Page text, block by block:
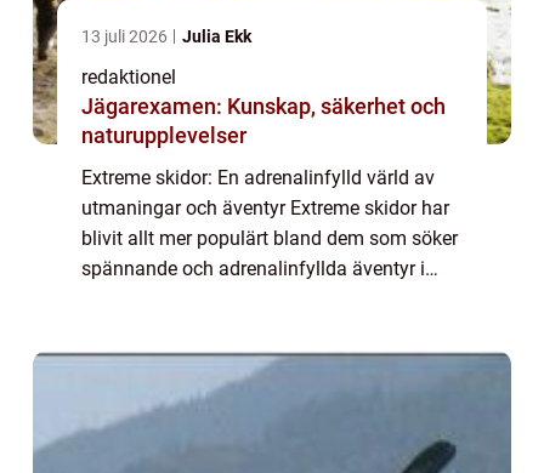
13 juli 2026 Julia Ekk
redaktionel
Jägarexamen: Kunskap, säkerhet och
naturupplevelser
Extreme skidor: En adrenalinfylld värld av
utmaningar och äventyr Extreme skidor har
blivit allt mer populärt bland dem som söker
spännande och adrenalinfyllda äventyr i
skidåkning...